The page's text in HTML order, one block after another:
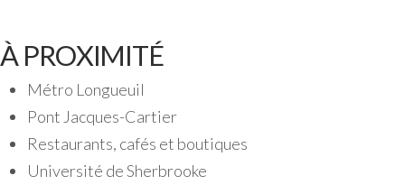
À PROXIMITÉ
Métro Longueuil
Pont Jacques-Cartier
Restaurants, cafés et boutiques
Université de Sherbrooke